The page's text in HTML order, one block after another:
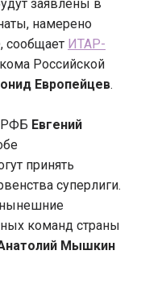
заявлены в
намерено
сообщает ИТАР-
Российской
Европейцев.
РФБ Евгений
принять
суперлиги.
нынешние
команд страны
Мышкин